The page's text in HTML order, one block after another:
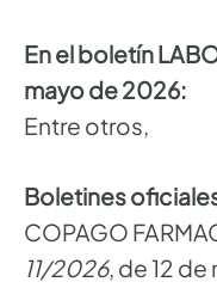
En el boletín
mayo de 2026:
Entre otros,
Boletines
COPAGO
11/2026, de 12